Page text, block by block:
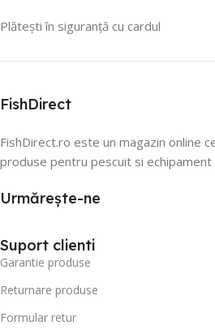
Plătești în siguranță cu cardul
FishDirect
FishDirect.ro este un magazin online
produse pentru pescuit si echipament
Urmărește-ne
Suport clienti
Garantie produse
Returnare produse
Formular retur